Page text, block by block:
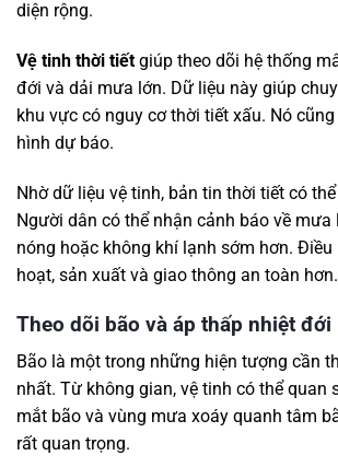
diện rộng.
Vệ tinh thời tiết giúp theo dõi hệ thống
đới và dải mưa lớn. Dữ liệu này giúp
khu vực có nguy cơ thời tiết xấu. Nó
hình dự báo.
Nhờ dữ liệu vệ tinh, bản tin thời tiết có
Người dân có thể nhận cảnh báo về mưa
nóng hoặc không khí lạnh sớm hơn. Điều
hoạt, sản xuất và giao thông an toàn hơn.
Theo dõi bão và áp thấp nhiệt đới
Bão là một trong những hiện tượng cần
nhất. Từ không gian, vệ tinh có thể quan
mắt bão và vùng mưa xoáy quanh tâm
rất quan trọng.